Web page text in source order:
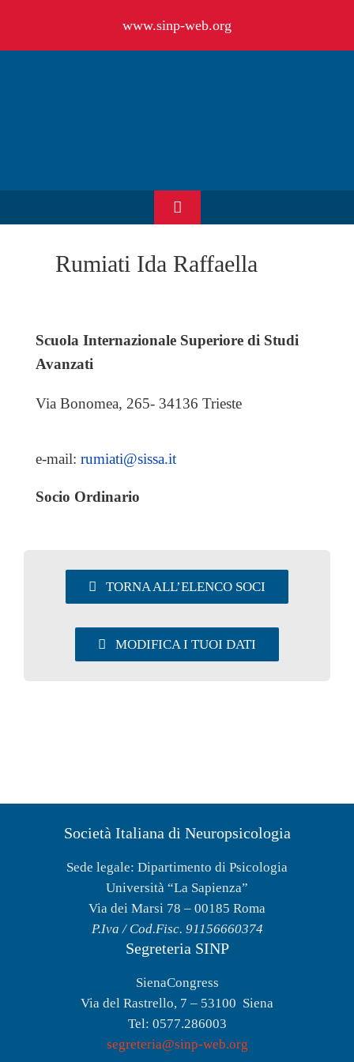
www.sinp-web.org
Toggle
EVENTI & NEWS
OFFERTE DI LAVORO
UTILITY
Rumiati Ida Raffaella
Scuola Internazionale Superiore di Studi
Avanzati
Via Bonomea, 265- 34136 Trieste
e-mail: rumiati@sissa.it
Socio Ordinario
TORNA ALL’ELENCO SOCI
MODIFICA I TUOI DATI
Società Italiana di Neuropsicologia
Sede legale: Dipartimento di Psicologia
Università “La Sapienza”
Via dei Marsi 78 – 00185 Roma
P.Iva / Cod.Fisc. 91156660374
Segreteria SINP
SienaCongress
Via del Rastrello, 7 – 53100 Siena
Tel: 0577.286003
segreteria@sinp-web.org